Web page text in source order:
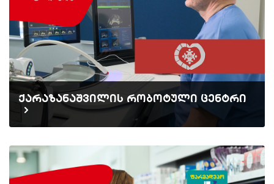
ქარაზანაშვილის რობოტული ცენტრი